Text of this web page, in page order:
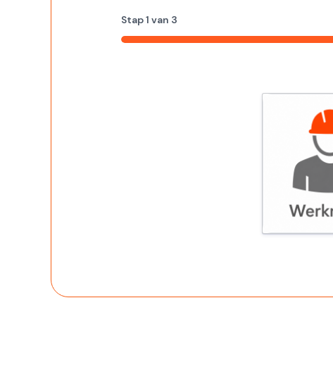
Stap1 van 3
33%
Werknemer